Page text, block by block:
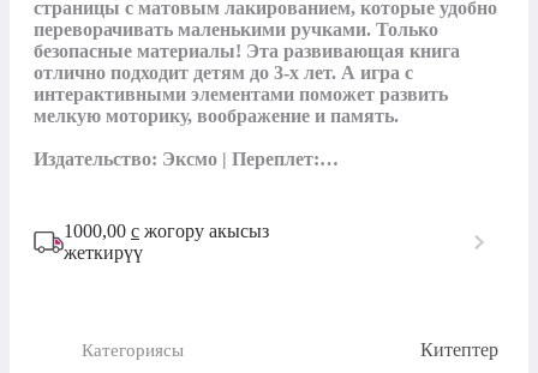
страницы с матовым лакированием, которые удобно
переворачивать маленькими ручками. Только
безопасные материалы! Эта развивающая книга
отлично подходит детям до 3-х лет. А игра с
интерактивными элементами поможет развить
мелкую моторику, воображение и память.
Издательство: Эксмо | Переплет:…
1000,00 с жогору акысыз
жеткирүү
Категориясы Китептер